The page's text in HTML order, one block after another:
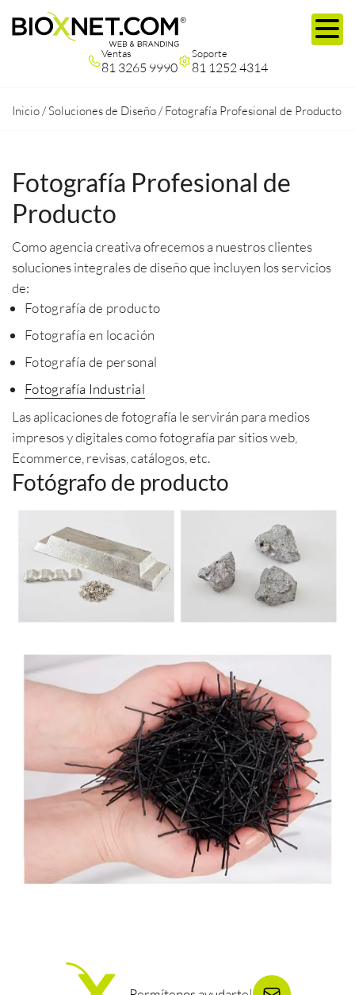
Ventas
81 3265 9990
Soporte
81 1252 4314
Inicio /Soluciones de Diseño /Fotografía Profesional de Producto
Fotografía Profesional de
Producto
Como agencia creativa ofrecemos a nuestros clientes
soluciones integrales de diseño que incluyen los servicios
de:
Fotografía de producto
Fotografía en locación
Fotografía de personal
Fotografía Industrial
Las aplicaciones de fotografía le servirán para medios
impresos y digitales como fotografía par sitios web,
Ecommerce, revisas, catálogos, etc.
Fotógrafo de producto